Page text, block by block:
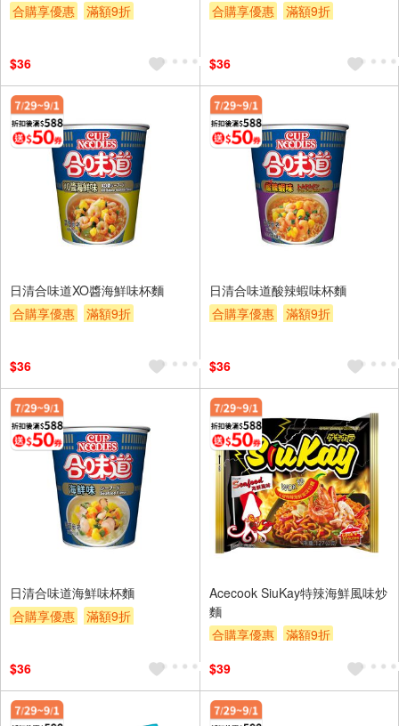
合購享優惠
滿額9折
$36
合購享優惠
滿額9折
$36
日清合味道XO醬海鮮味杯麵
合購享優惠
滿額9折
$36
日清合味道酸辣蝦味杯麵
合購享優惠
滿額9折
$36
日清合味道海鮮味杯麵
合購享優惠
滿額9折
$36
Acecook SiuKay特辣海鮮風味炒
麵
合購享優惠
滿額9折
$39